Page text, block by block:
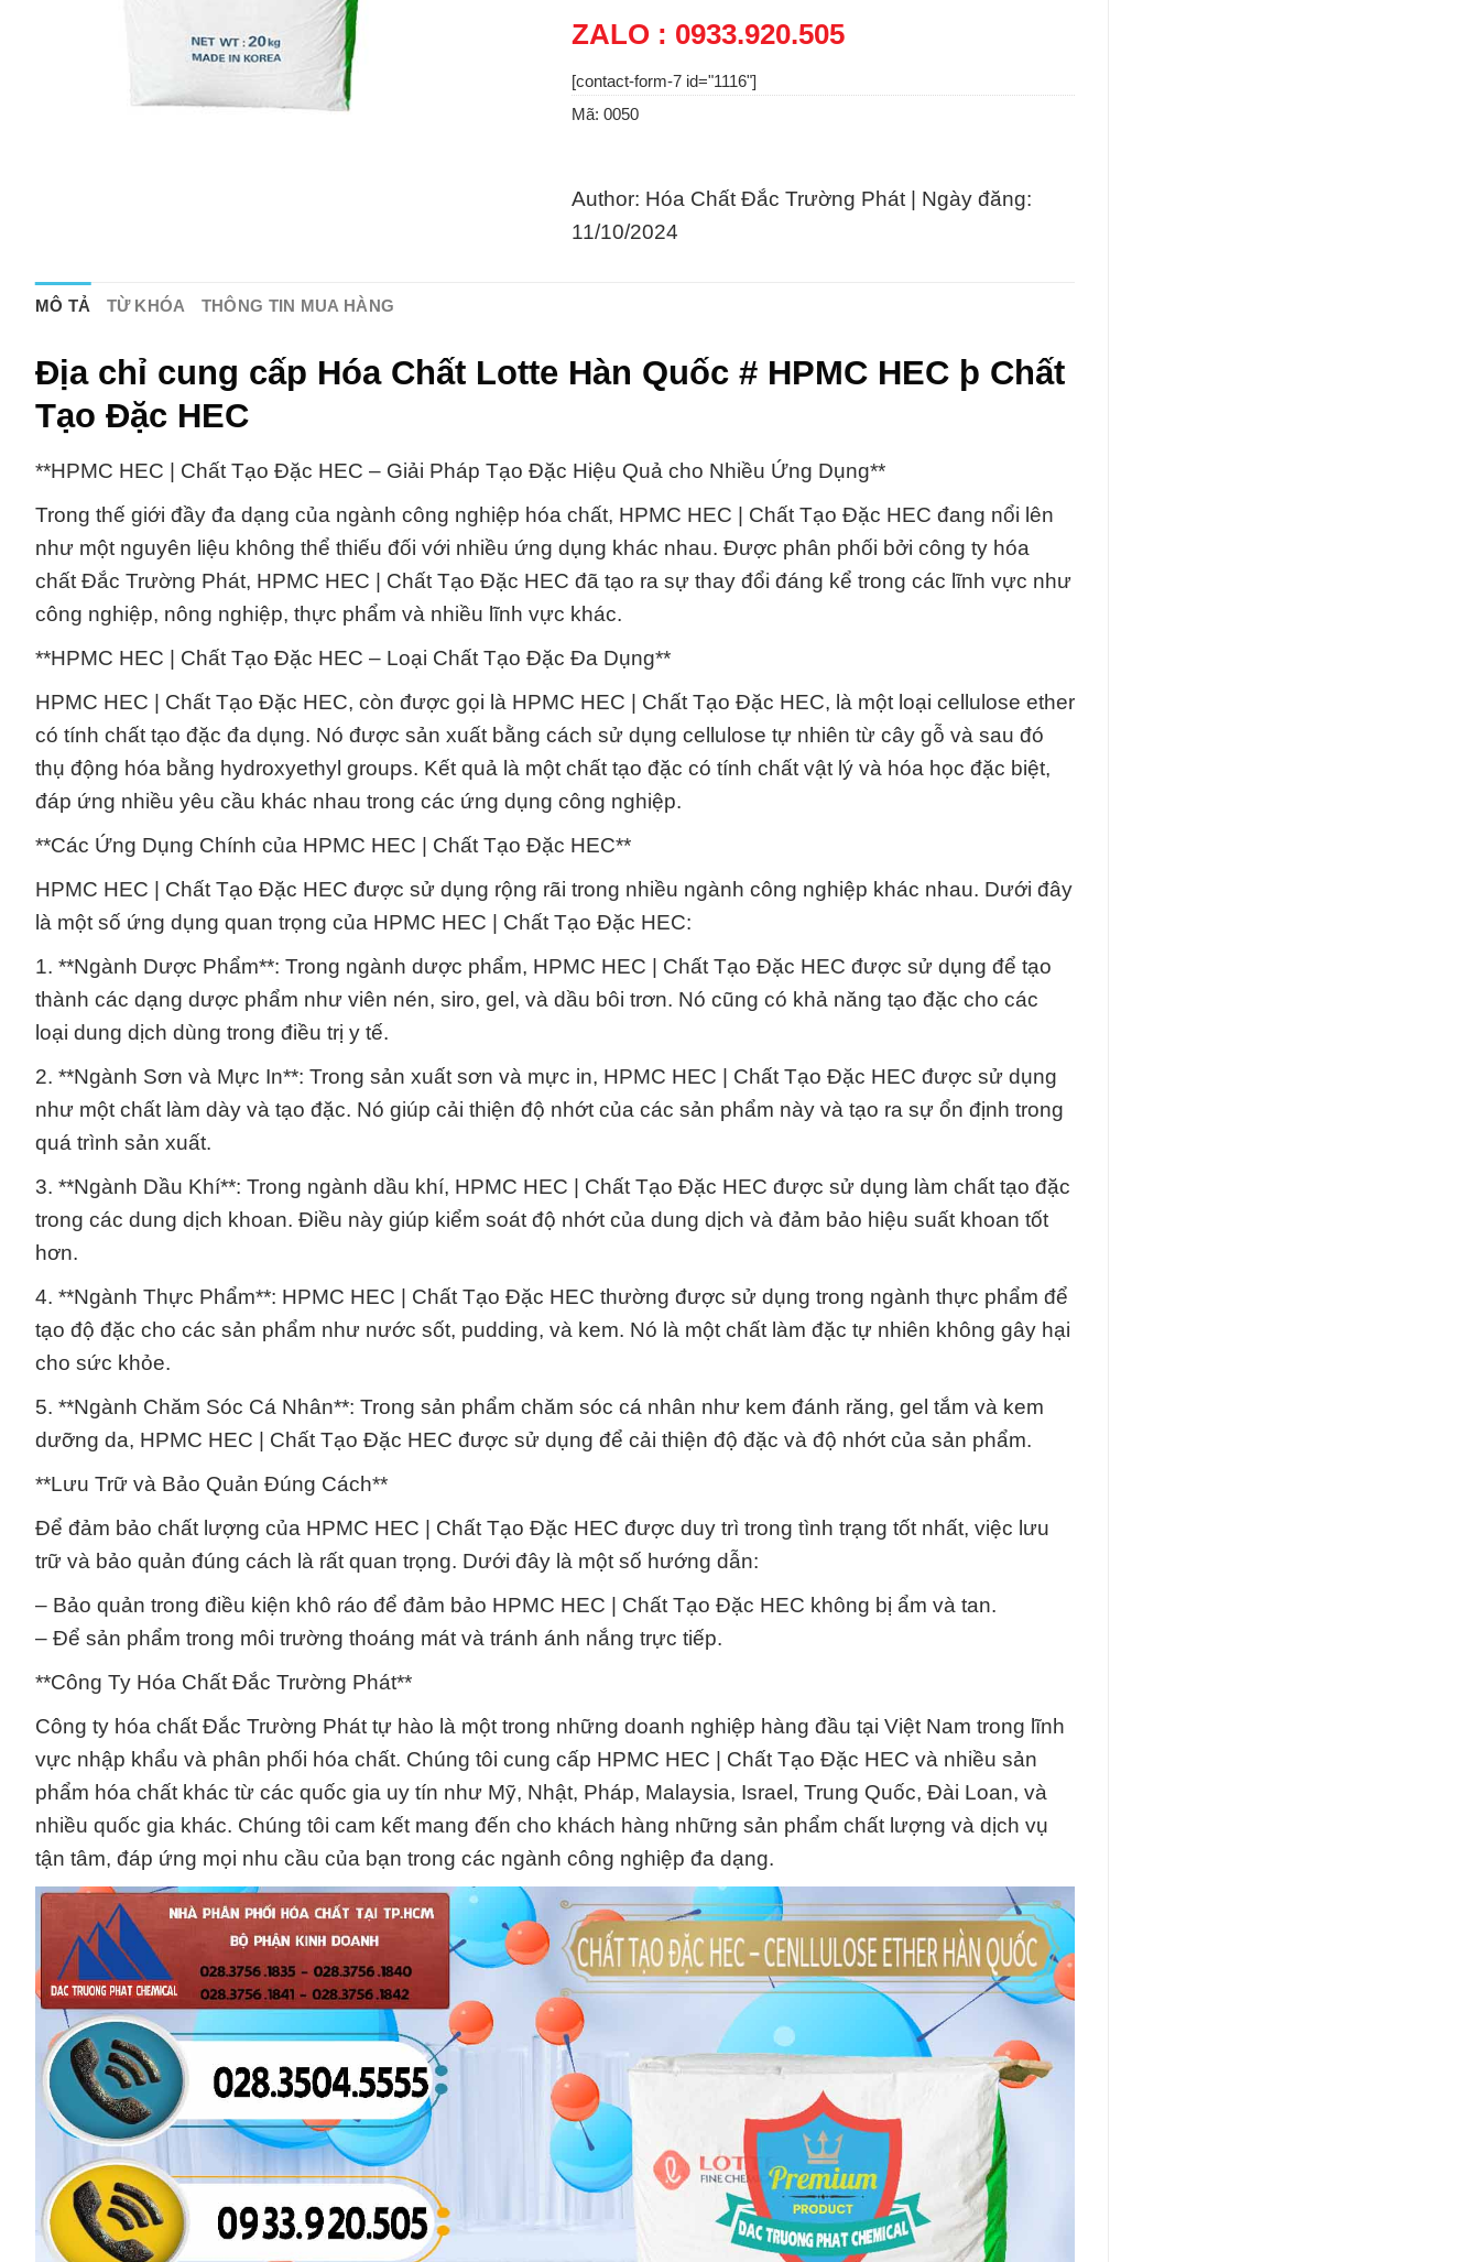
ZALO : 0933.920.505
[contact-form-7 id="1116"]
Mã: 0050
Author: Hóa Chất Đắc Trường Phát | Ngày đăng:
11/10/2024
MÔ TẢ TỪ KHÓA THÔNG TIN MUA HÀNG
Địa chỉ cung cấp Hóa Chất Lotte Hàn Quốc # HPMC HEC þ Chất
Tạo Đặc HEC
**HPMC HEC | Chất Tạo Đặc HEC – Giải Pháp Tạo Đặc Hiệu Quả cho Nhiều Ứng Dụng**
Trong thế giới đầy đa dạng của ngành công nghiệp hóa chất, HPMC HEC | Chất Tạo Đặc HEC đang nổi lên
như một nguyên liệu không thể thiếu đối với nhiều ứng dụng khác nhau. Được phân phối bởi công ty hóa
chất Đắc Trường Phát, HPMC HEC | Chất Tạo Đặc HEC đã tạo ra sự thay đổi đáng kể trong các lĩnh vực như
công nghiệp, nông nghiệp, thực phẩm và nhiều lĩnh vực khác.
**HPMC HEC | Chất Tạo Đặc HEC – Loại Chất Tạo Đặc Đa Dụng**
HPMC HEC | Chất Tạo Đặc HEC, còn được gọi là HPMC HEC | Chất Tạo Đặc HEC, là một loại cellulose ether
có tính chất tạo đặc đa dụng. Nó được sản xuất bằng cách sử dụng cellulose tự nhiên từ cây gỗ và sau đó
thụ động hóa bằng hydroxyethyl groups. Kết quả là một chất tạo đặc có tính chất vật lý và hóa học đặc biệt,
đáp ứng nhiều yêu cầu khác nhau trong các ứng dụng công nghiệp.
**Các Ứng Dụng Chính của HPMC HEC | Chất Tạo Đặc HEC**
HPMC HEC | Chất Tạo Đặc HEC được sử dụng rộng rãi trong nhiều ngành công nghiệp khác nhau. Dưới đây
là một số ứng dụng quan trọng của HPMC HEC | Chất Tạo Đặc HEC:
1. **Ngành Dược Phẩm**: Trong ngành dược phẩm, HPMC HEC | Chất Tạo Đặc HEC được sử dụng để tạo
thành các dạng dược phẩm như viên nén, siro, gel, và dầu bôi trơn. Nó cũng có khả năng tạo đặc cho các
loại dung dịch dùng trong điều trị y tế.
2. **Ngành Sơn và Mực In**: Trong sản xuất sơn và mực in, HPMC HEC | Chất Tạo Đặc HEC được sử dụng
như một chất làm dày và tạo đặc. Nó giúp cải thiện độ nhớt của các sản phẩm này và tạo ra sự ổn định trong
quá trình sản xuất.
3. **Ngành Dầu Khí**: Trong ngành dầu khí, HPMC HEC | Chất Tạo Đặc HEC được sử dụng làm chất tạo đặc
trong các dung dịch khoan. Điều này giúp kiểm soát độ nhớt của dung dịch và đảm bảo hiệu suất khoan tốt
hơn.
4. **Ngành Thực Phẩm**: HPMC HEC | Chất Tạo Đặc HEC thường được sử dụng trong ngành thực phẩm để
tạo độ đặc cho các sản phẩm như nước sốt, pudding, và kem. Nó là một chất làm đặc tự nhiên không gây hại
cho sức khỏe.
5. **Ngành Chăm Sóc Cá Nhân**: Trong sản phẩm chăm sóc cá nhân như kem đánh răng, gel tắm và kem
dưỡng da, HPMC HEC | Chất Tạo Đặc HEC được sử dụng để cải thiện độ đặc và độ nhớt của sản phẩm.
**Lưu Trữ và Bảo Quản Đúng Cách**
Để đảm bảo chất lượng của HPMC HEC | Chất Tạo Đặc HEC được duy trì trong tình trạng tốt nhất, việc lưu
trữ và bảo quản đúng cách là rất quan trọng. Dưới đây là một số hướng dẫn:
– Bảo quản trong điều kiện khô ráo để đảm bảo HPMC HEC | Chất Tạo Đặc HEC không bị ẩm và tan.
– Để sản phẩm trong môi trường thoáng mát và tránh ánh nắng trực tiếp.
**Công Ty Hóa Chất Đắc Trường Phát**
Công ty hóa chất Đắc Trường Phát tự hào là một trong những doanh nghiệp hàng đầu tại Việt Nam trong lĩnh
vực nhập khẩu và phân phối hóa chất. Chúng tôi cung cấp HPMC HEC | Chất Tạo Đặc HEC và nhiều sản
phẩm hóa chất khác từ các quốc gia uy tín như Mỹ, Nhật, Pháp, Malaysia, Israel, Trung Quốc, Đài Loan, và
nhiều quốc gia khác. Chúng tôi cam kết mang đến cho khách hàng những sản phẩm chất lượng và dịch vụ
tận tâm, đáp ứng mọi nhu cầu của bạn trong các ngành công nghiệp đa dạng.